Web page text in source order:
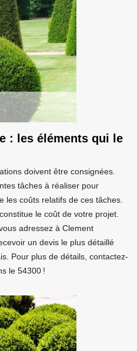
: les éléments qui le
doivent être consignées.
tâches à réaliser pour
les coûts relatifs de ces tâches.
le coût de votre projet.
adressez à Clement
un devis le plus détaillé
Pour plus de détails, contactez-
le 54300 !